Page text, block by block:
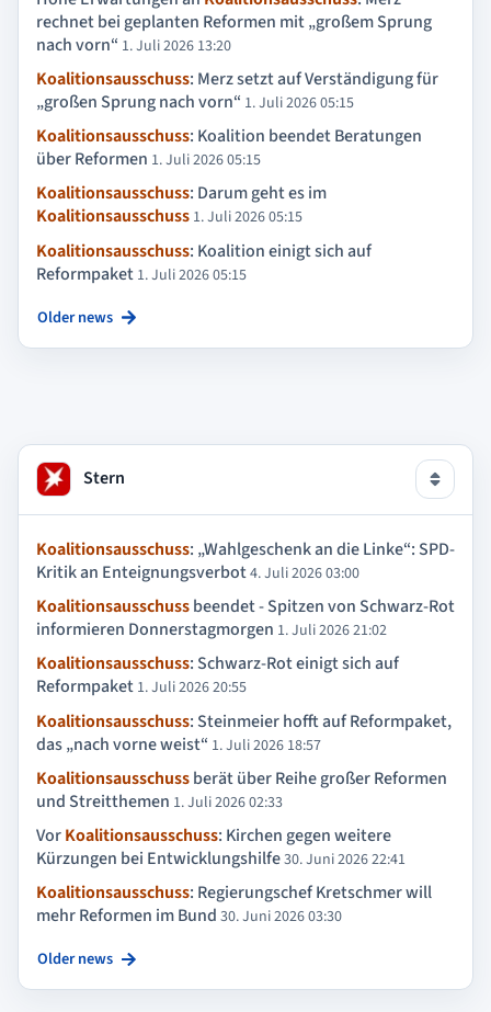
rechnet bei geplanten Reformen mit „großem Sprung
nach vorn“ 1. Juli 2026 13:20
Koalitionsausschuss: Merz setzt auf Verständigung für
„großen Sprung nach vorn“ 1. Juli 2026 05:15
Koalitionsausschuss: Koalition beendet Beratungen
über Reformen 1. Juli 2026 05:15
Koalitionsausschuss: Darum geht es im
Koalitionsausschuss 1. Juli 2026 05:15
Koalitionsausschuss: Koalition einigt sich auf
Reformpaket 1. Juli 2026 05:15
Older news
Stern
Koalitionsausschuss: „Wahlgeschenk an die Linke“: SPD-
Kritik an Enteignungsverbot4. Juli 2026 03:00
Koalitionsausschussbeendet - Spitzen von Schwarz-Rot
informieren Donnerstagmorgen 1. Juli 2026 21:02
Koalitionsausschuss: Schwarz-Rot einigt sich auf
Reformpaket 1. Juli 2026 20:55
Koalitionsausschuss: Steinmeier hofft auf Reformpaket,
das „nach vorne weist“ 1. Juli 2026 18:57
Koalitionsausschussberät über Reihe großer Reformen
und Streitthemen 1. Juli 2026 02:33
VorKoalitionsausschuss: Kirchen gegen weitere
Kürzungen bei Entwicklungshilfe30. Juni 2026 22:41
Koalitionsausschuss: Regierungschef Kretschmer will
mehr Reformen im Bund 30. Juni 2026 03:30
Older news